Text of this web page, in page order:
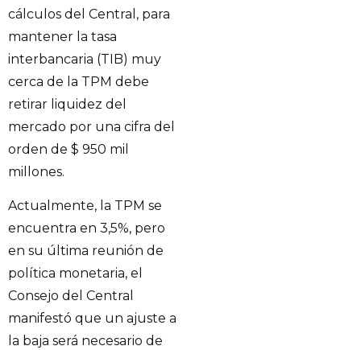
cálculos del Central, para
mantener la tasa
interbancaria (TIB) muy
cerca de la TPM debe
retirar liquidez del
mercado por una cifra del
orden de $ 950 mil
millones.
Actualmente, la TPM se
encuentra en 3,5%, pero
en su última reunión de
política monetaria, el
Consejo del Central
manifestó que un ajuste a
la baja será necesario de